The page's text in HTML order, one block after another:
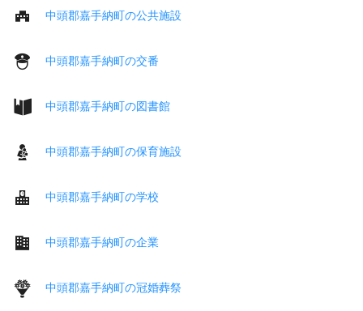
中頭郡嘉手納町の公共施設
中頭郡嘉手納町の交番
中頭郡嘉手納町の図書館
中頭郡嘉手納町の保育施設
中頭郡嘉手納町の学校
中頭郡嘉手納町の企業
中頭郡嘉手納町の冠婚葬祭